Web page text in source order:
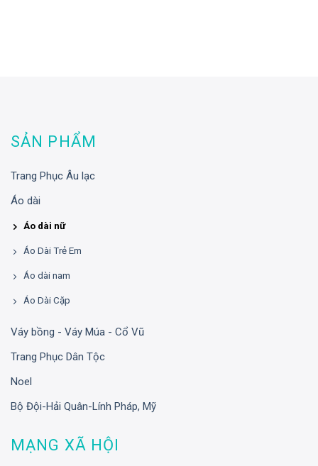
SẢN PHẨM
Trang Phục Âu lạc
Áo dài
Áo dài nữ
Áo Dài Trẻ Em
Áo dài nam
Áo Dài Cặp
Váy bồng - Váy Múa - Cổ Vũ
Trang Phục Dân Tộc
Noel
Bộ Đội-Hải Quân-Lính Pháp, Mỹ
MẠNG XÃ HỘI